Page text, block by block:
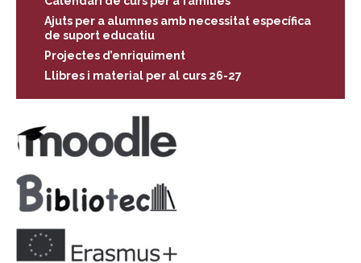
Ajuts per a alumnes amb necessitat específica
de suport educatiu
Projectes d’enriquiment
Llibres i material per al curs 26-27